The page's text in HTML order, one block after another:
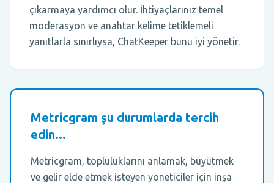
çıkarmaya yardımcı olur. İhtiyaçlarınız temel
moderasyon ve anahtar kelime tetiklemeli
yanıtlarla sınırlıysa, ChatKeeper bunu iyi yönetir.
Metricgram şu durumlarda tercih
edin...
Metricgram, topluluklarını anlamak, büyütmek
ve gelir elde etmek isteyen yöneticiler için inşa